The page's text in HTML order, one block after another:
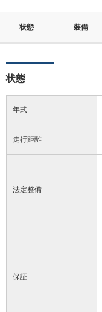
状態 装備
状態
年式
走行距離
法定整備
保証